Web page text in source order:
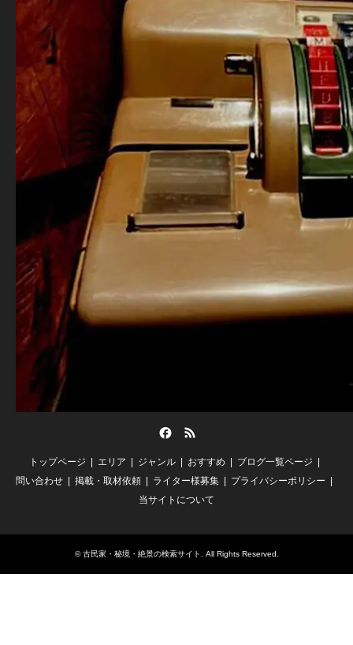
トップページ エリア ジャンル おすすめ
ブログ一覧ページ
問い合わせ
掲載・取材依頼 ライター様募集
プライバシーポリシー
当サイトについて
©古民家・秘境・絶景の検索サイト . All Rights Reserved.